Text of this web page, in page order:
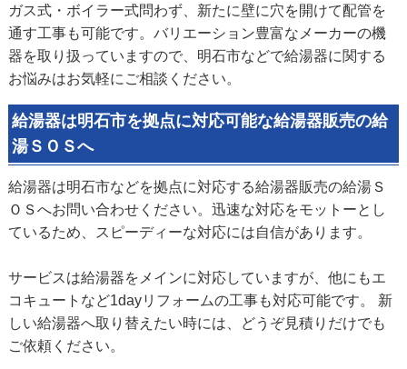
ガス式・ボイラー式問わず、新たに壁に穴を開けて配管を
通す工事も可能です。バリエーション豊富なメーカーの機
器を取り扱っていますので、明石市などで給湯器に関する
お悩みはお気軽にご相談ください。
給湯器は明石市を拠点に対応可能な給湯器販売の給
湯ＳＯＳへ
給湯器は明石市などを拠点に対応する給湯器販売の給湯Ｓ
ＯＳへお問い合わせください。迅速な対応をモットーとし
ているため、スピーディーな対応には自信があります。
サービスは給湯器をメインに対応していますが、他にもエ
コキュートなど1dayリフォームの工事も対応可能です。 新
しい給湯器へ取り替えたい時には、どうぞ見積りだけでも
ご依頼ください。